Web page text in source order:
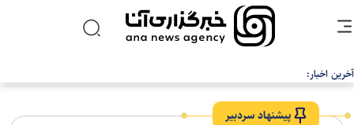
آخرین اخبار:
پیشنهاد سردبیر